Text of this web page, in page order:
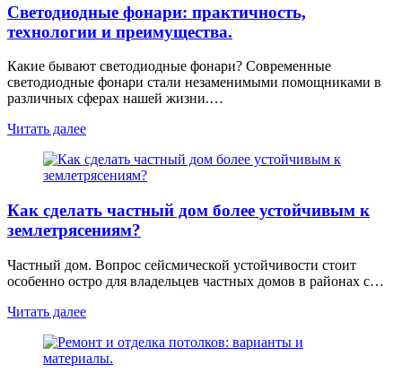
Светодиодные фонари: практичность,
технологии и преимущества.
Какие бывают светодиодные фонари? Современные
светодиодные фонари стали незаменимыми помощниками в
различных сферах нашей жизни.…
Читать далее
Как сделать частный дом более устойчивым к
землетрясениям?
Частный дом. Вопрос сейсмической устойчивости стоит
особенно остро для владельцев частных домов в районах с…
Читать далее